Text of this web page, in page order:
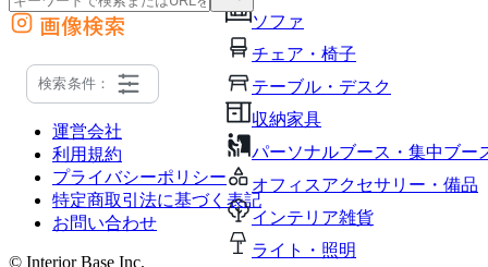
ソファ
チェア・椅子
テーブル・デスク
収納家具
パーソナルブース・集中ブー
オフィスアクセサリー・備品
インテリア雑貨
ライト・照明
外部サイトの商品をカートに追加
他のサイトで見つけた商品ページのURLを貼り付けて、カートに追加できます
画像検索
検索条件：
運営会社
利用規約
プライバシーポリシー
特定商取引法に基づく表記
お問い合わせ
© Interior Base Inc.